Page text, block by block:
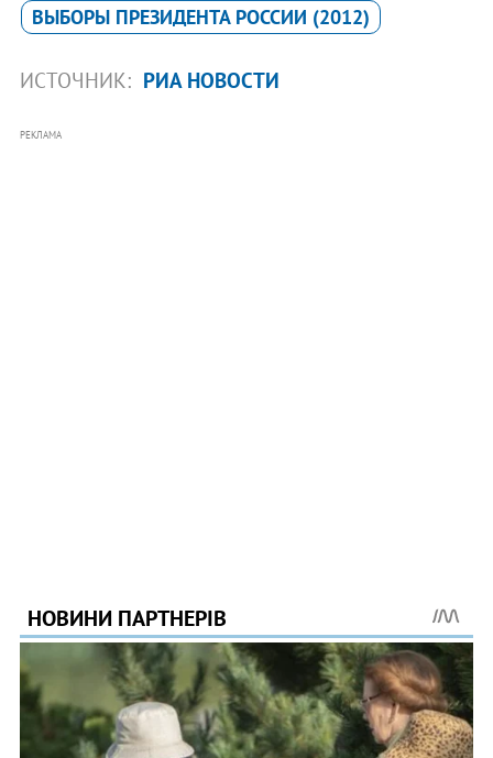
ВЫБОРЫ ПРЕЗИДЕНТА РОССИИ (2012)
ИСТОЧНИК: РИА НОВОСТИ
РЕКЛАМА